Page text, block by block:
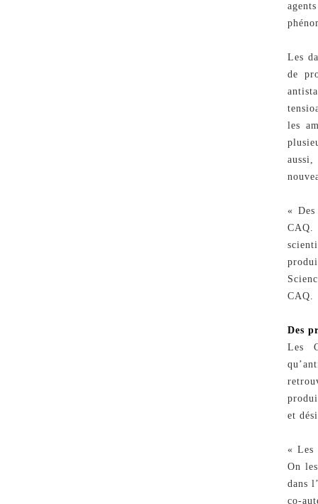
Les
de
les
«
CAQ.
CAQ.
Des
Les
et
« Les
On
dans
co-